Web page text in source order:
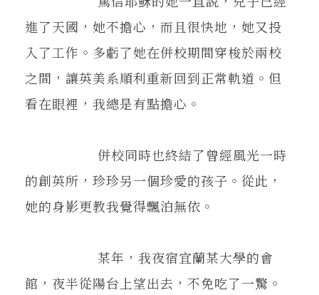
進了天國，她不擔心，而且很快地，她又投
入了工作。多虧了她在併校期間穿梭於兩校
之間，讓英美系順利重新回到正常軌道。但
看在眼裡，我總是有點擔心。
併校同時也終結了曾經風光一時
的創英所，珍珍另一個珍愛的孩子。從此，
她的身影更教我覺得飄泊無依。
某年，我夜宿宜蘭某大學的會
館，夜半從陽台上望出去，不免吃了一驚。